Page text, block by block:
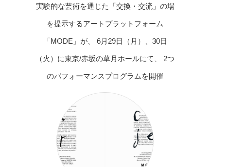
実験的な芸術を通じた「交換・交流」の場
を提示するアートプラットフォーム
「MODE」が、 6月29日（月）、30日
（火）に東京/赤坂の草月ホールにて、 2つ
のパフォーマンスプログラムを開催